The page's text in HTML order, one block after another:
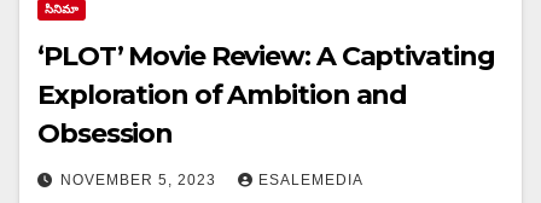
సినిమా
‘PLOT’ Movie Review: A Captivating
Exploration of Ambition and
Obsession
NOVEMBER 5, 2023 ESALEMEDIA